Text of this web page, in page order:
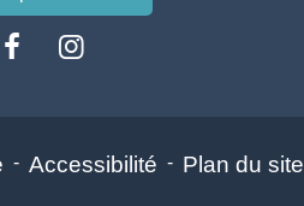
- Accessibilité - Plan du site